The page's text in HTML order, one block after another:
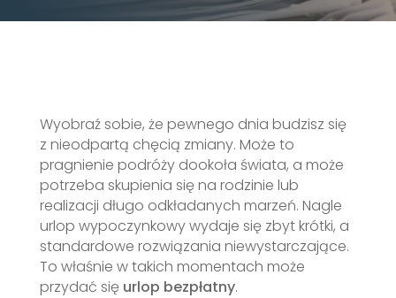
Wyobraź sobie, że pewnego dnia budzisz się
z nieodpartą chęcią zmiany. Może to
pragnienie podróży dookoła świata, a może
potrzeba skupienia się na rodzinie lub
realizacji długo odkładanych marzeń. Nagle
urlop wypoczynkowy wydaje się zbyt krótki, a
standardowe rozwiązania niewystarczające.
To właśnie w takich momentach może
przydać się urlop bezpłatny.